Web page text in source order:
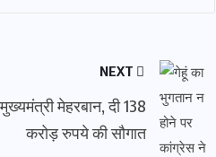
NEXT
मेहरबान, दी 138
करोड़ रुपये की सौगात